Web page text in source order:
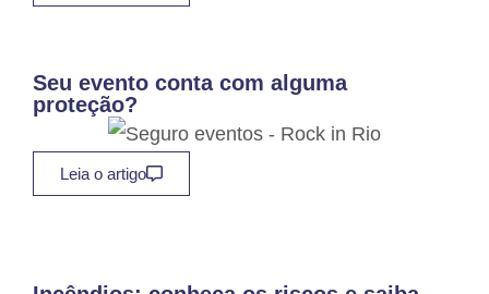
Seu evento conta com alguma
proteção?
Leia o artigo